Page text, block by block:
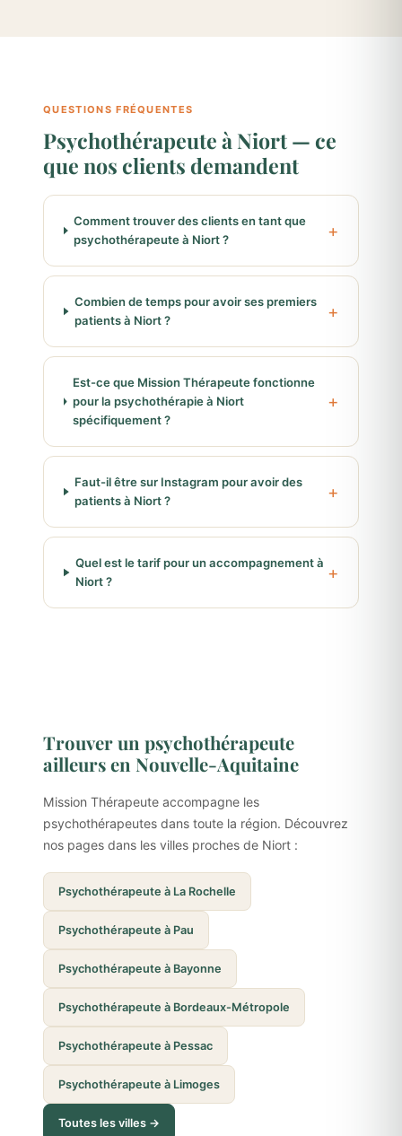
QUESTIONS FRÉQUENTES
Psychothérapeute à Niort — ce
que nos clients demandent
Comment trouver des clients en tant que
psychothérapeute à Niort ?
Combien de temps pour avoir ses premiers
patients à Niort ?
Est-ce que Mission Thérapeute fonctionne
pour la psychothérapie à Niort
spécifiquement ?
Faut-il être sur Instagram pour avoir des
patients à Niort ?
Quel est le tarif pour un accompagnement à
Niort ?
Trouver un psychothérapeute
ailleurs en Nouvelle-Aquitaine
Mission Thérapeute accompagne les
psychothérapeutes dans toute la région. Découvrez
nos pages dans les villes proches de Niort :
Psychothérapeute à La Rochelle
Psychothérapeute à Pau
Psychothérapeute à Bayonne
Psychothérapeute à Bordeaux-Métropole
Psychothérapeute à Pessac
Psychothérapeute à Limoges
Toutes les villes →